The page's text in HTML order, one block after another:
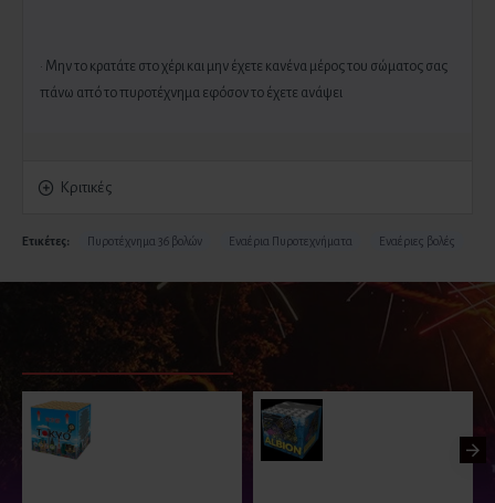
· Μην το κρατάτε στο χέρι και μην έχετε κανένα μέρος του σώματος σας
πάνω από το πυροτέχνημα εφόσον το έχετε ανάψει
Κριτικές
Ετικέτες: Πυροτέχνημα 36 βολών Εναέρια Πυροτεχνήματα Εναέριες βολές
ΠΑΡΟΜΟΙΑ ΠΡΟΪΟΝΤΑ ΕΙΔΑΤΕ ΠΡΟΣΦΑΤΑ
68.00€